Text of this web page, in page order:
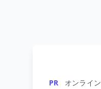
PR オンライン